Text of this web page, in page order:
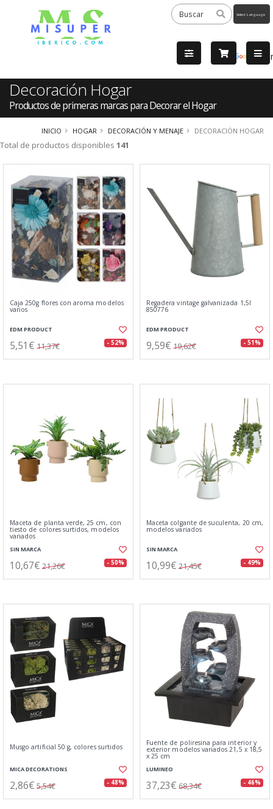
by
Decoración Hogar
Productos de primeras marcas para Decorar el Hogar
INICIO HOGAR DECORACIÓN Y MENAJE DECORACIÓN HOGAR
Total de productos disponibles 141
Caja 250g flores con aroma modelos
varios
EDM PRODUCT
5,51€ 11,37€ - 52%
Regadera vintage galvanizada 1,5l
850776
EDM PRODUCT
9,59€ 19,62€ - 51%
Maceta de planta verde, 25 cm, con
tiesto de colores surtidos, modelos
variados
SIN MARCA
10,67€ 21,26€ - 50%
Maceta colgante de suculenta, 20 cm,
modelos variados
SIN MARCA
10,99€ 21,45€ - 49%
Musgo artificial 50 g, colores surtidos
MICA DECORATIONS
2,86€ 5,54€ - 48%
Fuente de poliresina para interior y
exterior modelos variados 21,5 x 18,5
x 25 cm
LUMINEO
37,23€ 68,34€ - 46%